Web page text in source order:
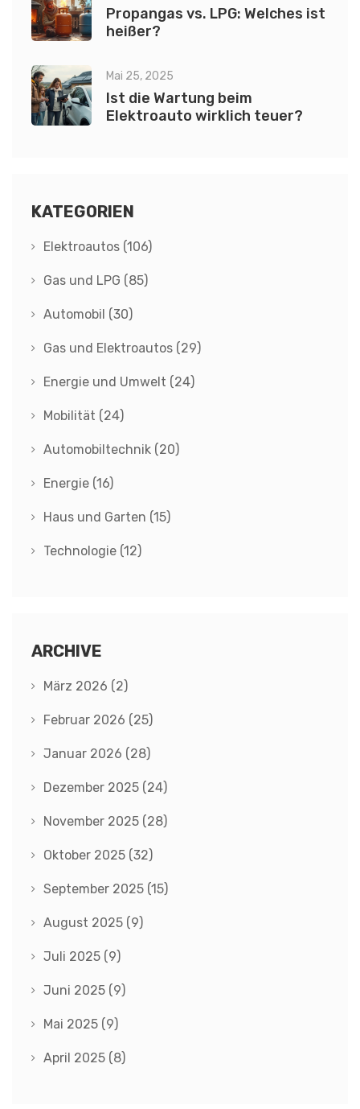
Propangas vs. LPG: Welches ist
heißer?
Mai 25, 2025
Ist die Wartung beim
Elektroauto wirklich teuer?
KATEGORIEN
Elektroautos (106)
Gas und LPG (85)
Automobil (30)
Gas und Elektroautos (29)
Energie und Umwelt (24)
Mobilität (24)
Automobiltechnik (20)
Energie (16)
Haus und Garten (15)
Technologie (12)
ARCHIVE
März 2026 (2)
Februar 2026 (25)
Januar 2026 (28)
Dezember 2025 (24)
November 2025 (28)
Oktober 2025 (32)
September 2025 (15)
August 2025 (9)
Juli 2025 (9)
Juni 2025 (9)
Mai 2025 (9)
April 2025 (8)